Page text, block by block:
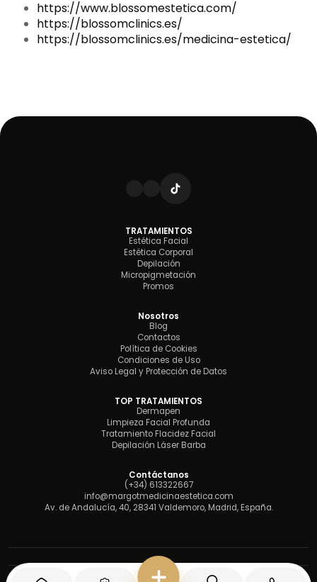
https://www.blossomestetica.com/
https://blossomclinics.es/
https://blossomclinics.es/medicina-estetica/
TRATAMIENTOS
Estética Facial
Estética Corporal
Depilación
Micropigmetación
Promos
Nosotros
Blog
Contactos
Política de Cookies
Condiciones de Uso
Aviso Legal y Protección de Datos
TOP TRATAMIENTOS
Dermapen
Limpieza Facial Profunda
Tratamiento Flacidez Facial
Depilación Láser Barba
Contáctanos
(+34) 613322667
info@margotmedicinaestetica.com
Av. de Andalucía, 40, 28341 Valdemoro, Madrid, España.